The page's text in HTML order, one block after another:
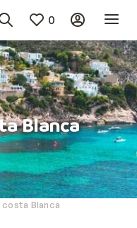
0
Blanca
costa Blanca